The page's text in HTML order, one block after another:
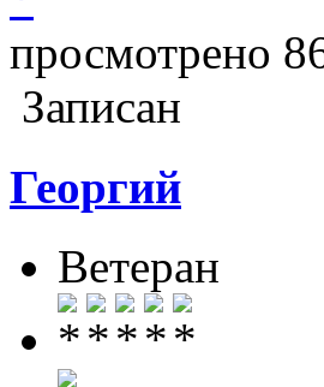
просмотрено
Записан
Георгий
Ветеран